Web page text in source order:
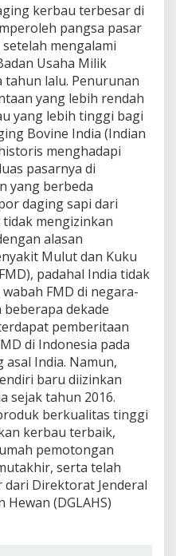
kerbau terbesar di
pangsa pasar
mengalami
Usaha Milik
tahun lalu. Penurunan
yang lebih rendah
yang lebih tinggi bagi
Bovine India (Indian
menghadapi
pasarnya di
yang berbeda
daging sapi dari
mengizinkan
alasan
Mulut dan Kuku
padahal India tidak
FMD di negara-
dekade
pemberitaan
di Indonesia pada
India. Namun,
baru diizinkan
sejak tahun 2016.
berkualitas tinggi
kerbau terbaik,
pemotongan
serta telah
Direktorat Jenderal
(DGLAHS)